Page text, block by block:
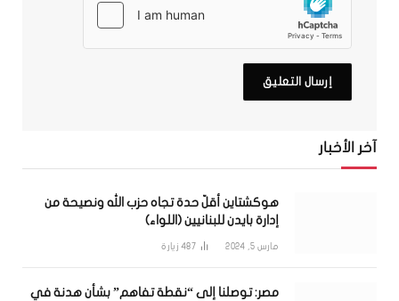
آخر الأخبار
هوكشتاين أقلّ حدة تجاه حزب الله ونصيحة من
إدارة بايدن للبنانيين (اللواء)
مارس 5, 2024 487 زيارة
مصر: توصلنا إلى “نقطة تفاهم” بشأن هدنة في